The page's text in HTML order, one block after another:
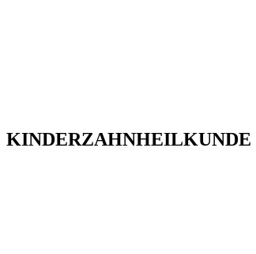
KINDERZAHNHEILKUNDE